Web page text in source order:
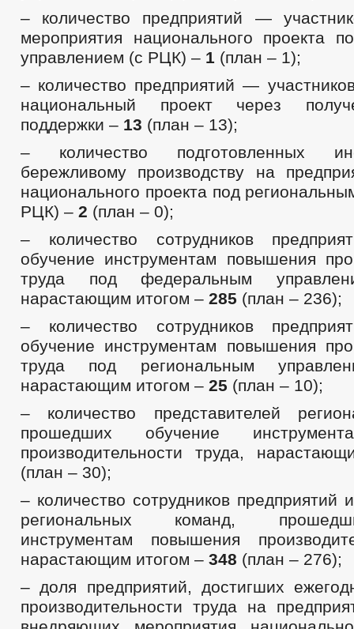
– количество предприятий —
мероприятия национального проекта
управлением (с РЦК) – 1 (план – 1);
– количество предприятий —
национальный проект через
поддержки – 13 (план – 13);
– количество подготовленных
бережливому производству на
национального проекта под
РЦК) – 2 (план – 0);
– количество сотрудников
обучение инструментам повышения
труда под федеральным
нарастающим итогом – 285 (план – 236);
– количество сотрудников
обучение инструментам повышения
труда под региональным
нарастающим итогом – 25 (план – 10);
– количество представителей
прошедших обучение
производительности труда,
(план – 30);
– количество сотрудников предприятий
региональных команд,
инструментам повышения
нарастающим итогом – 348 (план – 276);
– доля предприятий, достигших
производительности труда на